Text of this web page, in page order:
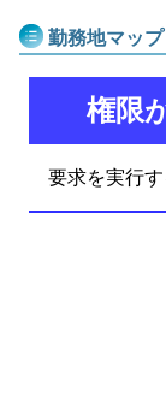
勤務地マップ